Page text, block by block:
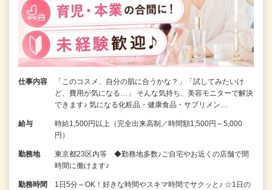
仕事内容
「このコスメ、自分の肌に合うかな？」「試してみたいけ
ど、費用が気になる…」 そんな気持ち、美容モニターで解決
できます♪ 気になる化粧品・健康食品・サプリメン…
給与
時給1,500円以上（完全出来高制／時間額1,500円～5,000
円）
勤務地
東京都23区内等 ◆勤務地多数♪ご自宅やお近くの店舗で間
時間に働けます♪
勤務時間
1日5分～OK！好きな時間やスキマ時間でサクッと♪ ☆1日の